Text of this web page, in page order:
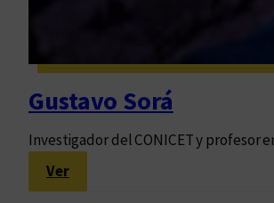
Gustavo Sorá
Investigador del CONICET y profesor
Ver:
G